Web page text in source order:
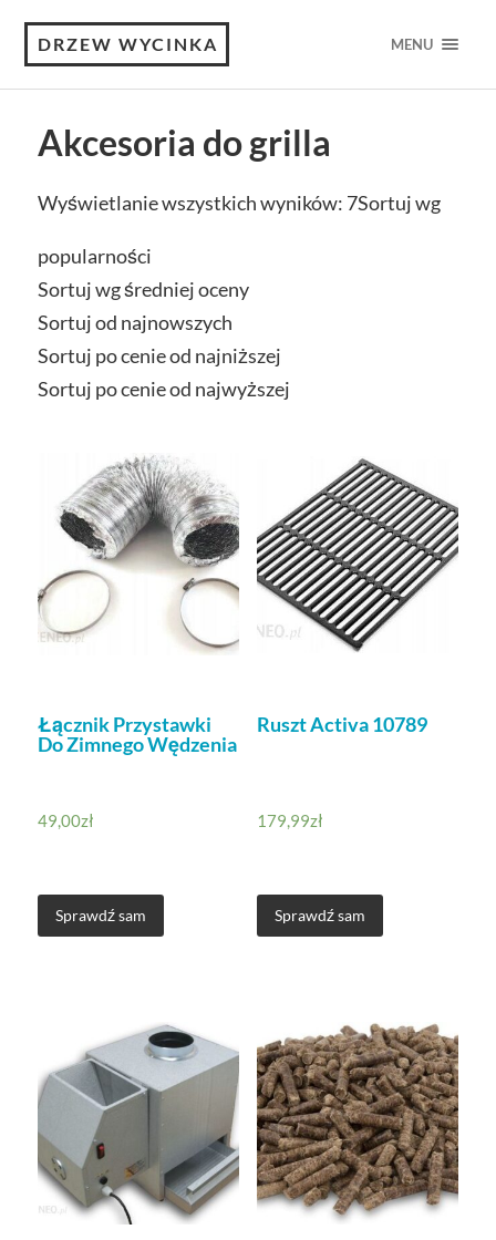
DRZEW WYCINKA MENU
Akcesoria do grilla
Wyświetlanie wszystkich wyników: 7Sortuj wg
popularności
Sortuj wg średniej oceny
Sortuj od najnowszych
Sortuj po cenie od najniższej
Sortuj po cenie od najwyższej
Łącznik Przystawki
Do Zimnego Wędzenia
49,00zł
Sprawdź sam
Ruszt Activa 10789
179,99zł
Sprawdź sam